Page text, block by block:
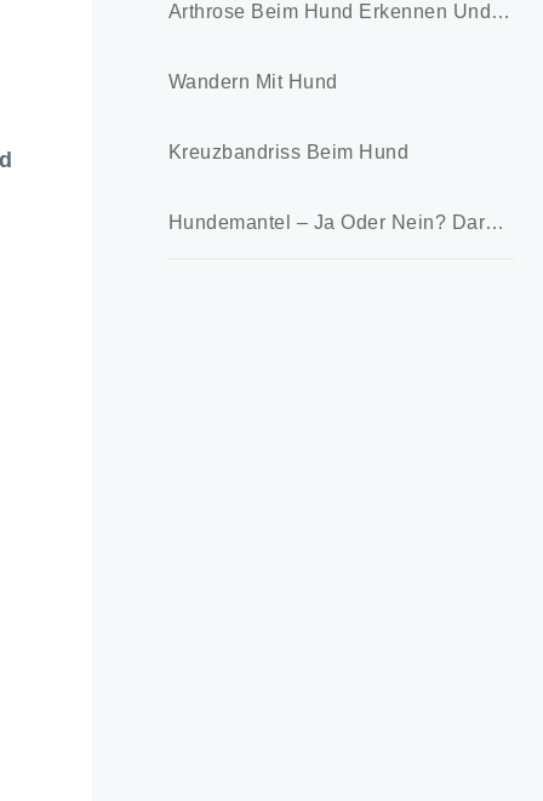
Arthrose Beim Hund Erkennen Und Lindern
Wandern Mit Hund
Kreuzbandriss Beim Hund
Hundemantel – Ja Oder Nein? Darauf Kommt Es An!